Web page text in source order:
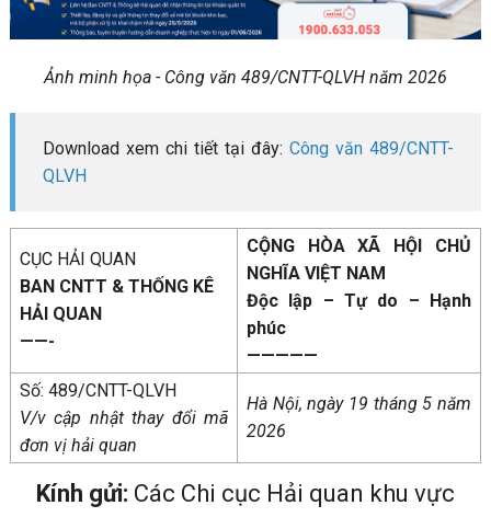
Ảnh minh họa - Công văn 489/CNTT-QLVH năm 2026
Download xem chi tiết tại đây:Công văn 489/CNTT-
QLVH
CỤC HẢI QUAN
BAN CNTT & THỐNG KÊ
HẢI QUAN
——-
CỘNG HÒA XÃ HỘI CHỦ
NGHĨA VIỆT NAM
Độc lập – Tự do – Hạnh
phúc
—————
Số: 489/CNTT-QLVH
V/v cập nhật thay đổi mã
đơn vị hải quan
Hà Nội, ngày 19 tháng 5 năm
2026
Kính gửi: Các Chi cục Hải quan khu vực